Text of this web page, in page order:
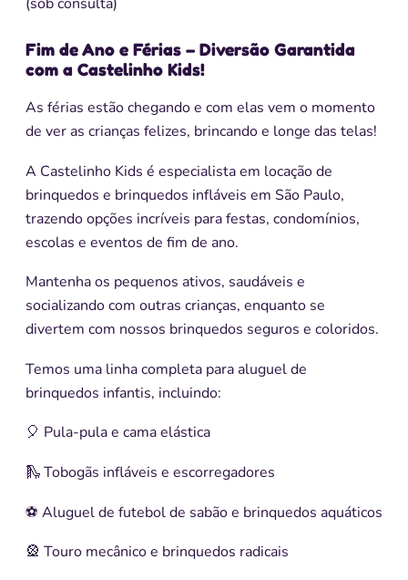
Fim de Ano e Férias – Diversão Garantida
com a Castelinho Kids!
As férias estão chegando e com elas vem o momento
de ver as crianças felizes, brincando e longe das telas!
A Castelinho Kids é especialista em locação de
brinquedos e brinquedos infláveis em São Paulo,
trazendo opções incríveis para festas, condomínios,
escolas e eventos de fim de ano.
Mantenha os pequenos ativos, saudáveis e
socializando com outras crianças, enquanto se
divertem com nossos brinquedos seguros e coloridos.
Temos uma linha completa para aluguel de
brinquedos infantis, incluindo:
🎈 Pula-pula e cama elástica
🛝 Tobogãs infláveis e escorregadores
⚽ Aluguel de futebol de sabão e brinquedos aquáticos
🎡 Touro mecânico e brinquedos radicais